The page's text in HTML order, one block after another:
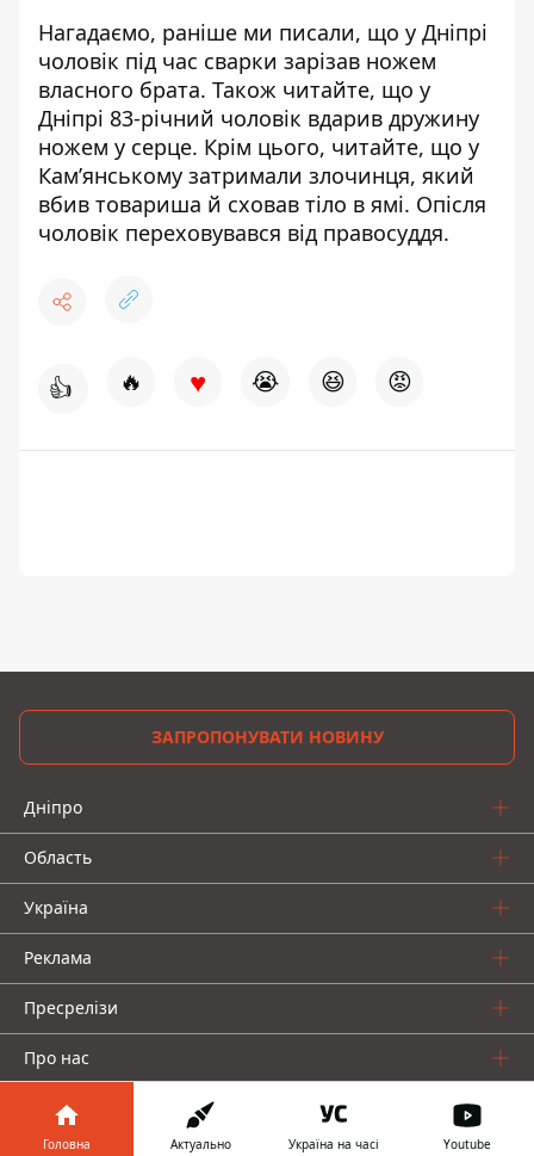
Нагадаємо, раніше ми писали, що у Дніпрі
чоловік під час сварки зарізав ножем
власного брата. Також читайте, що у
Дніпрі 83-річний чоловік вдарив дружину
ножем у серце. Крім цього, читайте, що у
Кам’янському затримали злочинця, який
вбив товариша й сховав тіло в ямі. Опісля
чоловік переховувався від правосуддя.
👍 🔥 ♥ 😭 😆 😡
ЗАПРОПОНУВАТИ НОВИНУ
Дніпро
Область
Україна
Реклама
Пресрелізи
Про нас
Головна Актуально Україна на часі Youtube